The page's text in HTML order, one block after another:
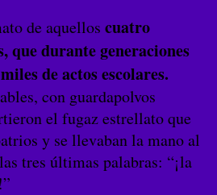
de aquellos cuatro
que durante generaciones
de actos escolares.
con guardapolvos
el fugaz estrellato que
y se llevaban la mano al
tres últimas palabras: “¡la